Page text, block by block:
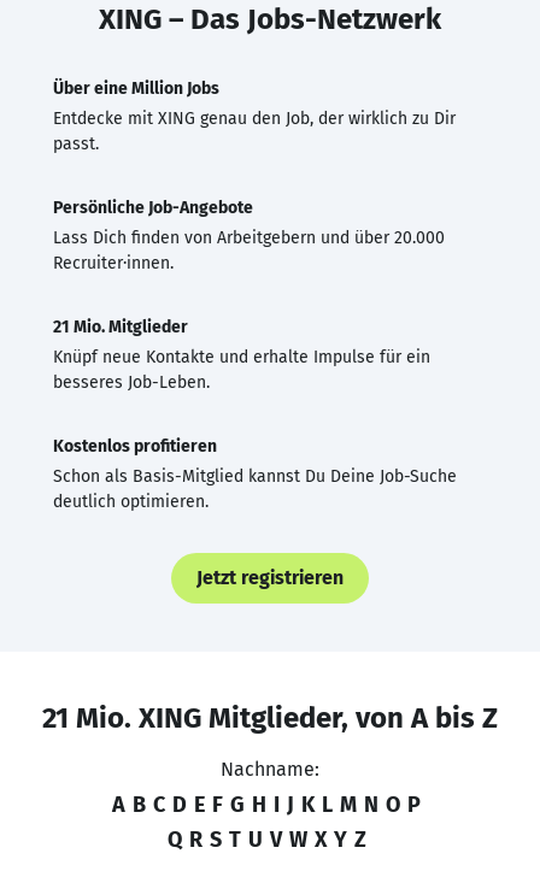
XING – Das Jobs-Netzwerk
Über eine Million Jobs
Entdecke mit XING genau den Job, der wirklich zu Dir
passt.
Persönliche Job-Angebote
Lass Dich finden von Arbeitgebern und über 20.000
Recruiter·innen.
21 Mio. Mitglieder
Knüpf neue Kontakte und erhalte Impulse für ein
besseres Job-Leben.
Kostenlos profitieren
Schon als Basis-Mitglied kannst Du Deine Job-Suche
deutlich optimieren.
Jetzt registrieren
21 Mio. XING Mitglieder, von A bis Z
Nachname:
A B C D E F G H I J K L M N O P
Q R S T U V W X Y Z